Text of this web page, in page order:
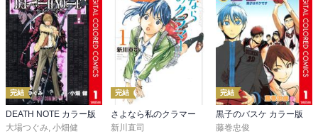
完結
DEATH NOTE カラー版
大場つぐみ, 小畑健
完結
さよなら私のクラマー
新川直司
完結
黒子のバスケ カラー版
藤巻忠俊